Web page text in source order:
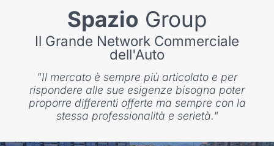
Spazio Group
Il Grande Network Commerciale
dell'Auto
"Il mercato è sempre più articolato e per
rispondere alle sue esigenze bisogna poter
proporre differenti offerte ma sempre con la
stessa professionalità e serietà."